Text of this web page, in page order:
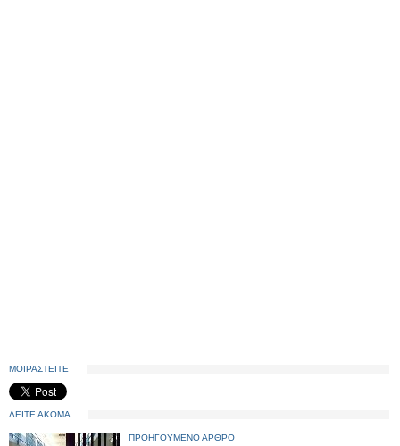
ΜΟΙΡΑΣΤΕΙΤΕ
ΔΕΙΤΕ ΑΚΟΜΑ
ΠΡΟΗΓΟΥΜΕΝΟ ΑΡΘΡΟ